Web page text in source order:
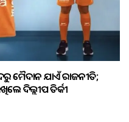
ମୈଦାନ ଯାଏଁ ରାଜନୀତି;
ଦିଲ୍ଲୀପ ତିର୍କୀ